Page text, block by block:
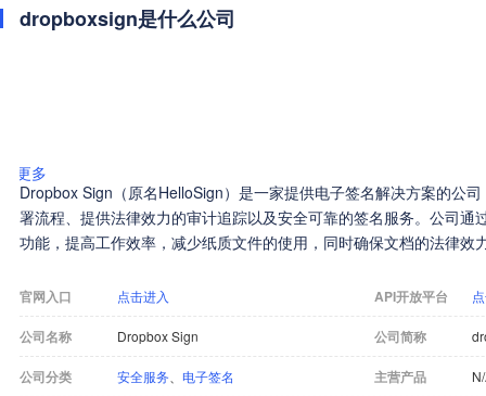
dropboxsign是什么公司
更多
Dropbox Sign（原名HelloSign）是一家提供电子签名解决方案的公
署流程、提供法律效力的审计追踪以及安全可靠的签名服务。公司通
功能，提高工作效率，减少纸质文件的使用，同时确保文档的法律效
官网入口 点击进入 API开放平台
公司名称 Dropbox Sign 公司简称
公司分类 安全服务 电子签名 主营产品